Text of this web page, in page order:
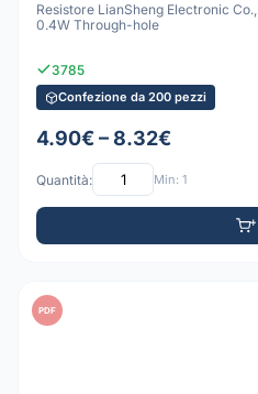
Resistore LianSheng Electronic
0.4W Through-hole
3785
Confezione da 200 pezzi
4.90€ – 8.32€
Quantità: Min: 1
PDF